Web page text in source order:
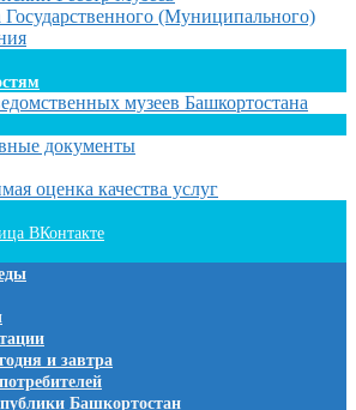
Государственного (Муниципального)
музеев Башкортостана
документы
оценка качества услуг
и завтра
Башкортостан